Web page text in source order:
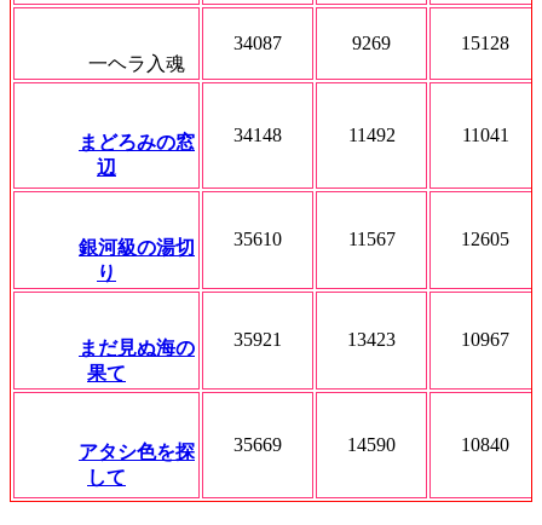
一ヘラ入魂
34087 9269 15128
まどろみの窓
辺
34148 11492 11041
銀河級の湯切
り
35610 11567 12605
まだ見ぬ海の
果て
35921 13423 10967
アタシ色を探
して
35669 14590 10840